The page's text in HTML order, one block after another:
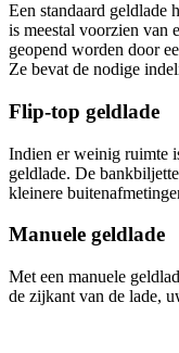
Een standaard geldlade
is meestal voorzien van
geopend worden door
Ze bevat de nodige
Flip-top geldlade
Indien er weinig ruimte
geldlade. De
kleinere
Manuele geldlade
Met een manuele
de zijkant van de lade,